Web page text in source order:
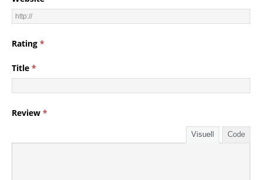
Rating *
Title *
Review *
Visuell Code